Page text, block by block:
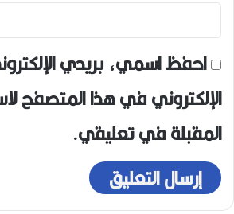
احفظ اسمي، بريدي
الإلكتروني في هذا المتصفح
المقبلة في تعليقي.